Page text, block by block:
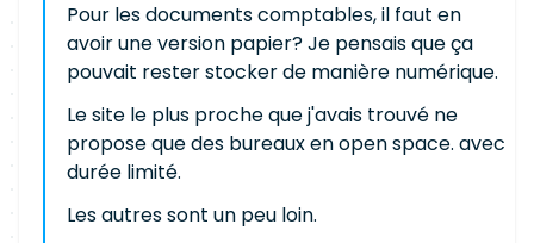
Pour les documents comptables, il faut en
avoir une version papier? Je pensais que ça
pouvait rester stocker de manière numérique.
Le site le plus proche que j'avais trouvé ne
propose que des bureaux en open space. avec
durée limité.
Les autres sont un peu loin.